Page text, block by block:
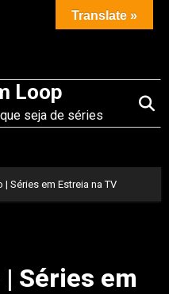
Loop
seja de séries
Séries em Estreia na TV
Séries em
Translate »